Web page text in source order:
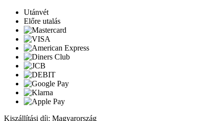
Utánvét
Előre utalás
Kiszállítási díj: Magyarország